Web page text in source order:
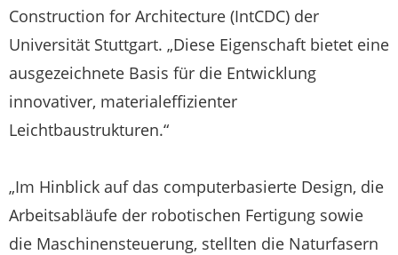
Construction for Architecture (IntCDC) der
Universität Stuttgart. „Diese Eigenschaft bietet eine
ausgezeichnete Basis für die Entwicklung
innovativer, materialeffizienter
Leichtbaustrukturen.“
„Im Hinblick auf das computerbasierte Design, die
Arbeitsabläufe der robotischen Fertigung sowie
die Maschinensteuerung, stellten die Naturfasern